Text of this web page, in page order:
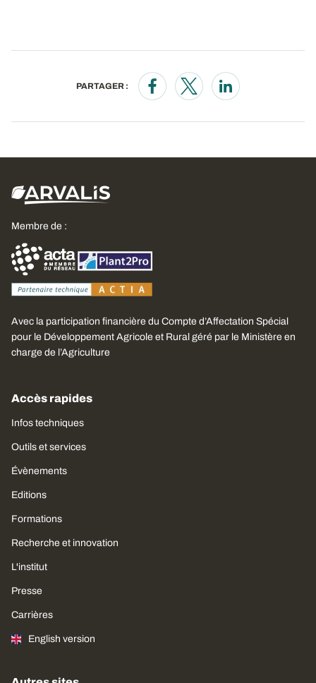
PARTAGER :
Opens in a new window
Opens in a new window
Opens in a new
Membre de :
Avec la participation financière du Compte d’Affectation Spécial
pour le Développement Agricole et Rural géré par le Ministère en
charge de l’Agriculture
Accès rapides
Infos techniques
Outils et services
Évènements
Editions
Formations
Recherche et innovation
L'institut
Presse
Carrières
English version